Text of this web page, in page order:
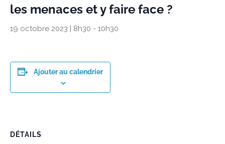
les menaces et y faire face ?
19 octobre 2023 | 8h30 - 10h30
Ajouter au calendrier
DÉTAILS